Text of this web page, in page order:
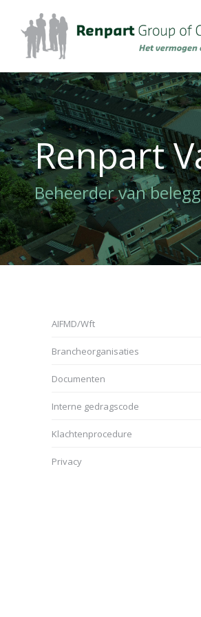
Renpart
Beheerder van
Je bent hier:
AIFMD/Wft
Brancheorganisaties
Documenten
Interne gedragscode
Klachtenprocedure
Privacy